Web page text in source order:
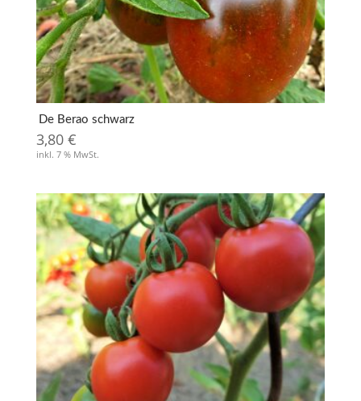
De Berao schwarz
3,80 €
inkl. 7 % MwSt.